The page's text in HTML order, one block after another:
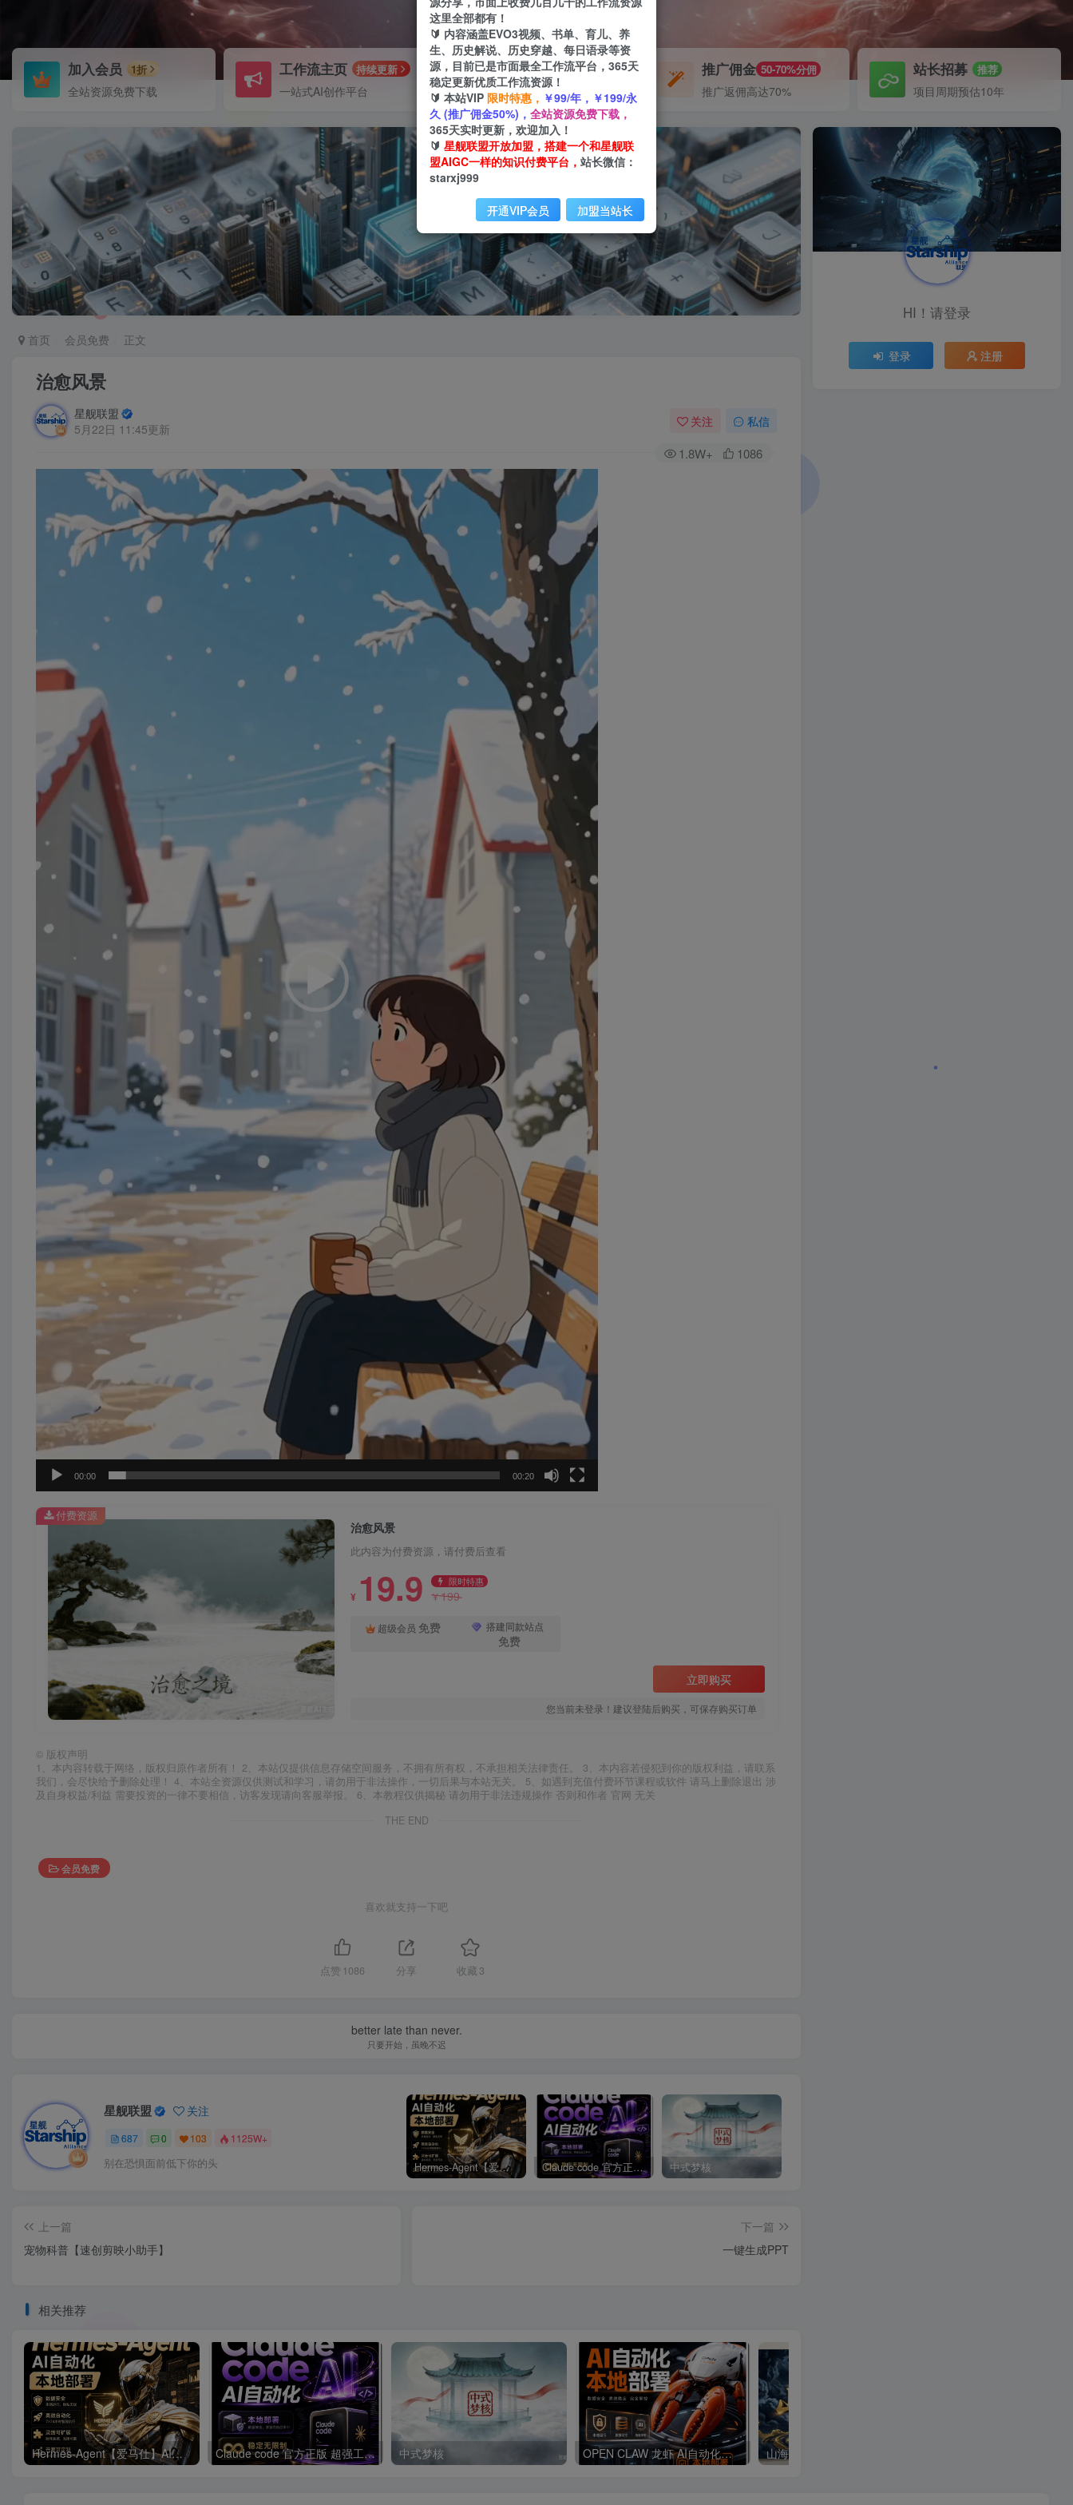
加入会员 1折
全站资源免费下载
工作流主页 持续更新
一站式AI创作平台
每周免费工作流 体验
不定期更新
推广佣金 50-70%分佣
推广返佣高达70%
站长招募 推荐
项目周期预估10年
首页 会员免费 正文
治愈风景
星舰联盟
5月22日 11:45更新
关注 私信
1.8W+ 1086
播
00:00 00:20
治愈风景
此内容为付费资源，请付费后查看
¥ 19.9 限时特惠
¥199
超级会员 免费 搭建同款站点
免费
立即购买
您当前未登录！建议登陆后购买，可保存购买订单
付费资源
© 版权声明
1、本内容转载于网络，版权归原作者所有！ 2、本站仅提供信息存储空间服务，不拥有所有权，不承担相关法律责任。 3、本内容若侵犯到你的版权利益，请联系
我们，会尽快给予删除处理！ 4、本站全资源仅供测试和学习，请勿用于非法操作，一切后果与本站无关。 5、如遇到充值付费环节课程或软件 请马上删除退出 涉
及自身权益/利益 需要投资的一律不要相信，访客发现请向客服举报。 6、本教程仅供揭秘 请勿用于非法违规操作 否则和作者 官网 无关
THE END
会员免费
喜欢就支持一下吧
点赞 1086 分享 收藏 3
better late than never.
只要开始，虽晚不迟
星舰联盟 关注
687 0 103 1125W+
别在恐惧面前低下你的头 Hermes-Agent【爱马仕】AI自动化部署【会员免费领取安装包】 Claude code 官方正版 超强工具【会员免费领取安装包】 中式梦核
上一篇
宠物科普【速创剪映小助手】
下一篇
一键生成PPT
相关推荐
Hermes-Agent【爱马仕】AI自动化部署【会员免费领取安装包】 Claude code 官方正版 超强工具【会员免费领取安装包】 中式梦核 OPEN CLAW 龙虾 AI自动化部署【会员免费领取安装包】 山海经视频【速创剪映小助手】
HI！请登录
登录 注册
这里全部都有！
🔰 内容涵盖EVO3视频、书单、育儿、养
生、历史解说、历史穿越、每日语录等资
源，目前已是市面最全工作流平台，365天
稳定更新优质工作流资源！
🔰 本站VIP 限时特惠， ￥99/年，￥199/永
久 (推广佣金50%)， 全站资源免费下载，
365天实时更新，欢迎加入！
🔰 星舰联盟开放加盟，搭建一个和星舰联
盟AIGC一样的知识付费平台， 站长微信：
starxj999
开通VIP会员 加盟当站长